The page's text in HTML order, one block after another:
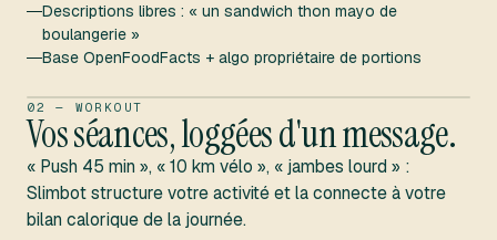
Descriptions libres : « un sandwich thon mayo de
boulangerie »
Base OpenFoodFacts + algo propriétaire de portions
30 DERNIERS JOURS
02 — WORKOUT
Vos séances, loggées d'un message.
« Push 45 min », « 10 km vélo », « jambes lourd » :
Slimbot structure votre activité et la connecte à votre
bilan calorique de la journée.